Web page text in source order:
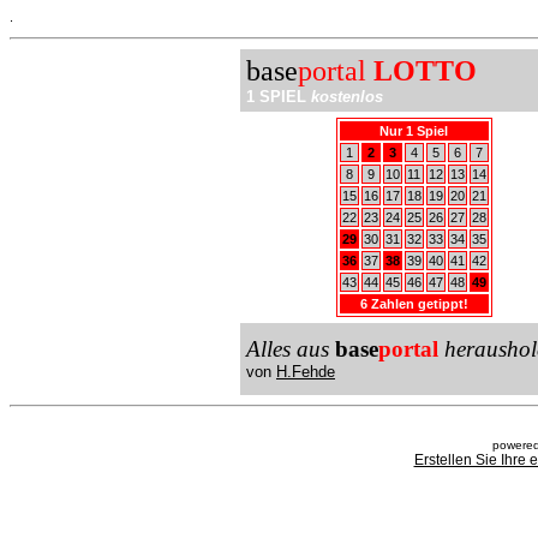
baseportal LOTTO
1 SPIEL kostenlos
Nur 1 Spiel
1
2 3 4 5 6
7
8
9 10 11 12 13
14
15
16 17 18 19 20 21
22 23 24 25 26 27 28
29 30 31 32 33 34 35
36 37 38 39 40 41
42
43 44 45 46 47 48 49
6 Zahlen getippt!
Alles aus baseportal
von H.Fehde
Erstellen Sie Ihre